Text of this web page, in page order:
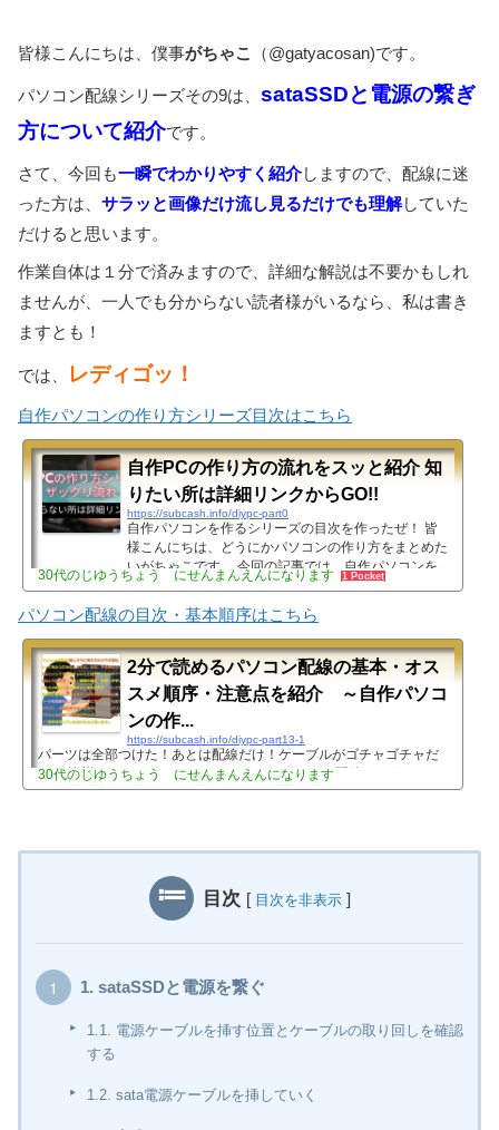
皆様こんにちは、僕事がちゃこ （@gatyacosan)です。
パソコン配線シリーズその9は、 sataSSDと電源の繋ぎ
方について紹介です。
さて、今回も一瞬でわかりやすく紹介しますので、配線に迷
った方は、 サラッと画像だけ流し見るだけでも理解していた
だけると思います。
作業自体は１分で済みますので、詳細な解説は不要かもしれ
ませんが、一人でも分からない読者様がいるなら、私は書き
ますとも！
では、 レディゴッ！
自作パソコンの作り方シリーズ目次はこちら
自作PCの作り方の流れをスッと紹介 知
りたい所は詳細リンクからGO!!
https://subcash.info/diypc-part0
自作パソコンを作るシリーズの目次を作ったぜ！ 皆
様こんにちは、どうにかパソコンの作り方をまとめた
いがちゃこです。 今回の記事では、自作パソコンを
作る手順をザックリと紹介しつつ、読者様が希望する
記事にパッと飛べるようにする為の目次的な意味合い
で作っていこうと思います。 この記事を書こうと思
った理由としまして、「別にそんな詳しく紹介してい
らんけど前回自作したのは10年くらい前で、手順自
信ない」「ざっくりと手順だけ見たいぜ！」と思った
りするんじゃないか？と思ったからです。 ね？便利
で...
30代のじゆうちょう にせんまんえんになります 1 Pocket
パソコン配線の目次・基本順序はこちら
2分で読めるパソコン配線の基本・オス
スメ順序・注意点を紹介 ～自作パソコ
ンの作...
https://subcash.info/diypc-part13-1
パーツは全部つけた！あとは配線だけ！ケーブルがゴチャゴチャだ
よ！ 皆様こんにちは、がちゃこです。パソコンの配線はようわから
ん！という読者様はいらっしゃいますか？今回の記事では、パソコ
りますので、そちらから飛んで読んでいただければ、お目当ての情
目次」みたいな扱いですね。細かく紹介していくと、とても長くな
30代のじゆうちょう にせんまんえんになります
目次 [ 目次を非表示 ]
1. sataSSDと電源を繋ぐ
1.1. 電源ケーブルを挿す位置とケーブルの取り回しを確認
する
1.2. sata電源ケーブルを挿していく